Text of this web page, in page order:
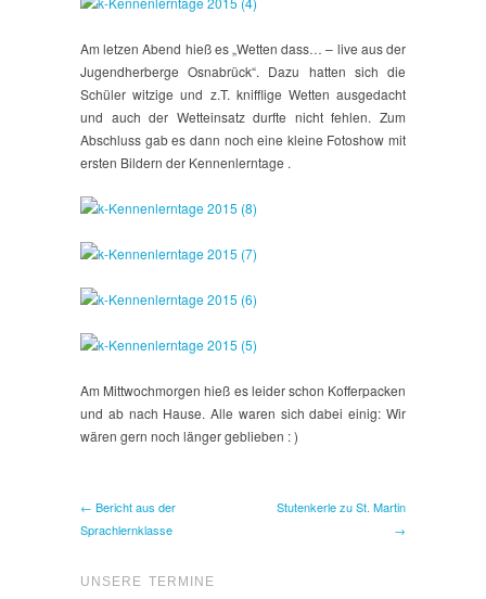
Am letzen Abend hieß es „Wetten dass… – live aus der
Jugendherberge Osnabrück“. Dazu hatten sich die
Schüler witzige und z.T. knifflige Wetten ausgedacht
und auch der Wetteinsatz durfte nicht fehlen. Zum
Abschluss gab es dann noch eine kleine Fotoshow mit
ersten Bildern der Kennenlerntage .
Am Mittwochmorgen hieß es leider schon Kofferpacken
und ab nach Hause. Alle waren sich dabei einig: Wir
wären gern noch länger geblieben : )
← Bericht aus der
Sprachlernklasse
Stutenkerle zu St. Martin
→
UNSERE TERMINE